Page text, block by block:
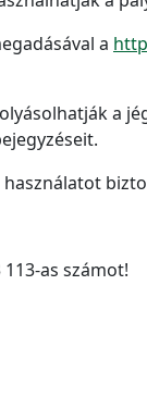
a
a
használatot
as számot!